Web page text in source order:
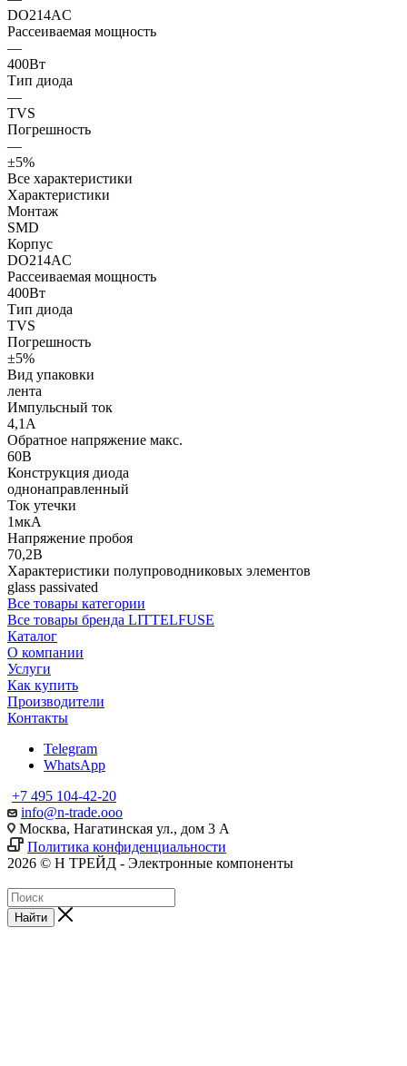
DO214AC
Рассеиваемая мощность
—
400Вт
Тип диода
—
TVS
Погрешность
—
±5%
Все характеристики
Характеристики
Монтаж
SMD
Корпус
DO214AC
Рассеиваемая мощность
400Вт
Тип диода
TVS
Погрешность
±5%
Вид упаковки
лента
Импульсный ток
4,1А
Обратное напряжение макс.
60В
Конструкция диода
однонаправленный
Ток утечки
1мкА
Напряжение пробоя
70,2В
Характеристики полупроводниковых элементов
glass passivated
Все товары категории
Все товары бренда LITTELFUSE
Каталог
О компании
Услуги
Как купить
Производители
Контакты
Telegram
WhatsApp
+7 495 104-42-20
info@n-trade.ooo
Москва, Нагатинская ул., дом 3 А
Политика конфиденциальности
2026 © Н ТРЕЙД - Электронные компоненты
Найти